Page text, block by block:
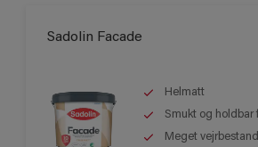
Sadolin Facade
Helmatt
Smukt og holdbar
Meget